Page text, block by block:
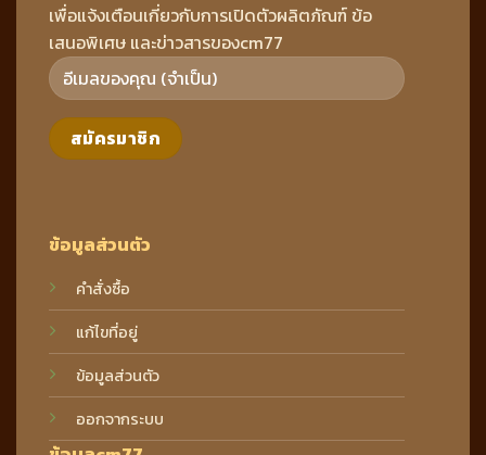
ข้อมูลส่วนตัว
คำสั่งซื้อ
แก้ไขที่อยู่
ข้อมูลส่วนตัว
ออกจากระบบ
เพื่อแจ้งเตือนเกี่ยวกับการเปิดตัวผลิตภัณฑ์ ข้อ
เสนอพิเศษ และข่าวสารของcm77